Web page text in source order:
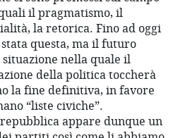
il pragmatismo, il
la retorica. Fino ad oggi
questa, ma il futuro
nella quale il
della politica toccherà
la fine definitiva, in favore
“liste civiche”.
appare dunque un